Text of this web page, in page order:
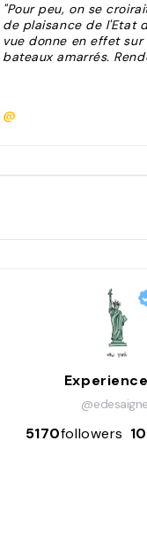
"Pour peu, on se
de plaisance de l'Etat
vue donne en effet sur
bateaux amarrés.
@
5170followers